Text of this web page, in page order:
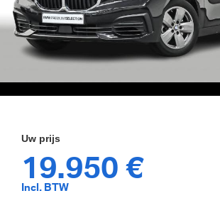
19.950 €
Incl. BTW